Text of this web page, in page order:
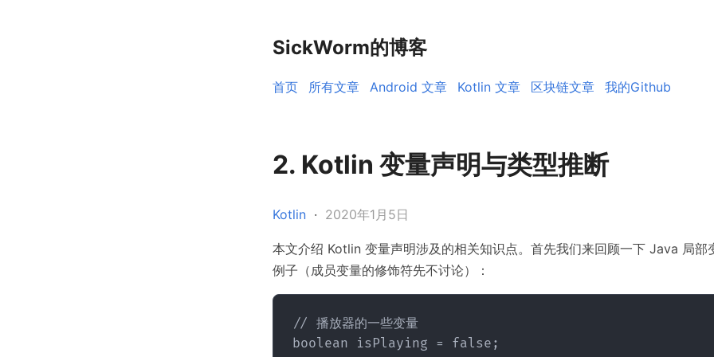
SickWorm的博客
首页 所有文章 Android 文章 Kotlin 文章 区块链文章 我的Github
2. Kotlin 变量声明与类型推断
Kotlin · 2020年1月5日
本文介绍 Kotlin 变量声明涉及的相关知识点。首先我们来回顾一下 Java 局部
例子（成员变量的修饰符先不讨论）：
// 播放器的一些变量
boolean isPlaying = false;